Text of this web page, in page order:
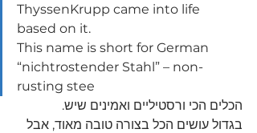
ThyssenKrupp came into life
based on it.
This name is short for German
“nichtrostender Stahl” – non-
rusting stee
הכלים הכי ורסטיליים ואמינים שיש.
בגדול עושים הכל בצורה טובה מאוד, אבל